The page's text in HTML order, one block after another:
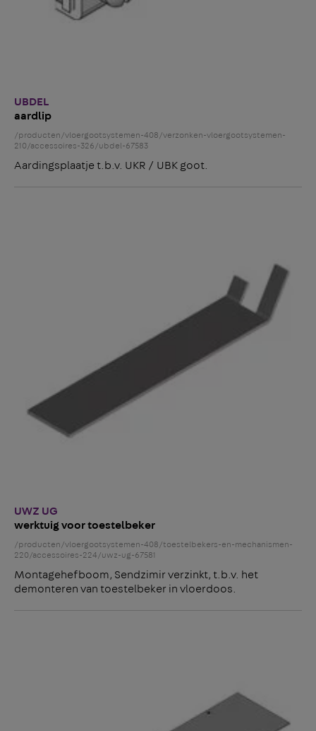
UBDEL
aardlip
/producten/vloergootsystemen-408/verzonken-vloergootsystemen-
210/accessoires-326/ubdel-67583
Aardingsplaatje t.b.v. UKR / UBK goot.
UWZ UG
werktuig voor toestelbeker
/producten/vloergootsystemen-408/toestelbekers-en-mechanismen-
220/accessoires-224/uwz-ug-67581
Montagehefboom, Sendzimir verzinkt, t.b.v. het
demonteren van toestelbeker in vloerdoos.